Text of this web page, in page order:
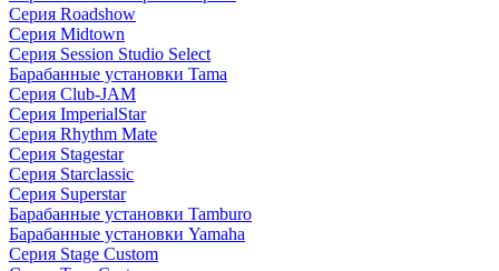
Серия Roadshow
Серия Midtown
Серия Session Studio Select
Барабанные установки Tama
Серия Club-JAM
Серия ImperialStar
Серия Rhythm Mate
Серия Stagestar
Серия Starclassic
Серия Superstar
Барабанные установки Tamburo
Барабанные установки Yamaha
Серия Stage Custom